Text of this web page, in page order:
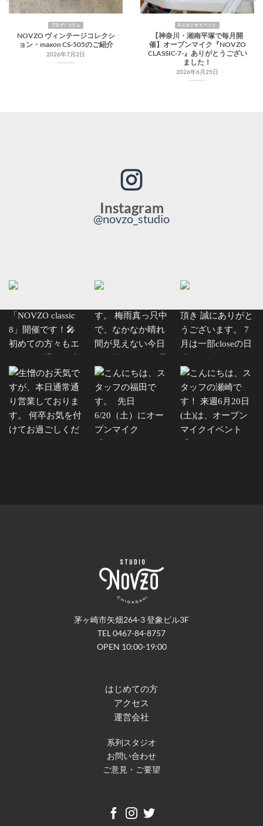
ブログ / コラム
NOVZO ヴィンテージコレクシ
ョン・maxon CS-505のご紹介
2026年7月2日
Aスタジオ イベント
【神奈川・湘南平塚で毎月開
催】オープンマイク『NOVZO
CLASSIC-7-』ありがとうござい
ました！
2026年6月25日
Instagram
@novzo_studio
茅ヶ崎市矢畑264-3 登象ビル3F
TEL 0467-84-8757
OPEN 10:00-19:00
はじめての方
アクセス
運営会社
系列スタジオ
お問い合わせ
ご意見・ご要望